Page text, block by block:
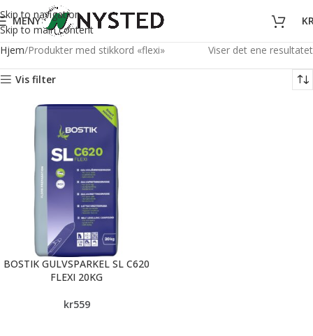
Skip to navigation
Skip to main content
MENY
Hjem Produkter med stikkord «flexi» Viser det ene resultatet
Vis filter
BOSTIK GULVSPARKEL SL C620
FLEXI 20KG
kr559